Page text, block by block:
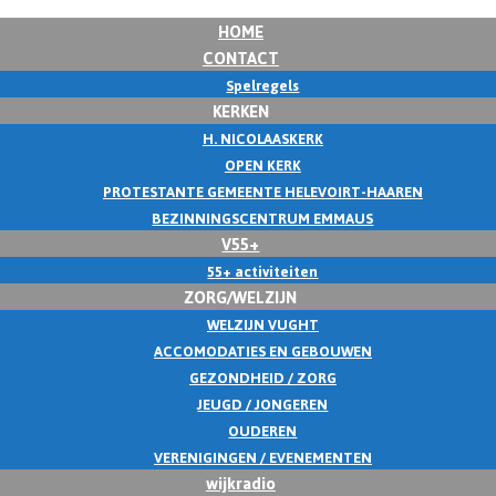
HOME
CONTACT
Spelregels
KERKEN
H. NICOLAASKERK
OPEN KERK
PROTESTANTE GEMEENTE HELEVOIRT-HAAREN
BEZINNINGSCENTRUM EMMAUS
V55+
55+ activiteiten
ZORG/WELZIJN
WELZIJN VUGHT
ACCOMODATIES EN GEBOUWEN
GEZONDHEID / ZORG
JEUGD / JONGEREN
OUDEREN
VERENIGINGEN / EVENEMENTEN
wijkradio